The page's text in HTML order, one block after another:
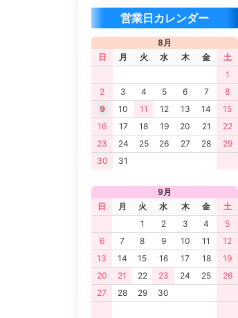
営業日カレンダー
8月
日
月 火 水 木 金
土
1
2
3 4 5 6 7
8
9
10 11 12 13 14
15
16
17 18 19 20 21
22
23
24 25 26 27 28
29
30
31
9月
日
月 火 水 木 金
土
1
2 3 4
5
6
7 8 9 10 11
12
13
14 15 16 17 18
19
20
21 22 23 24 25
26
27
28 29 30